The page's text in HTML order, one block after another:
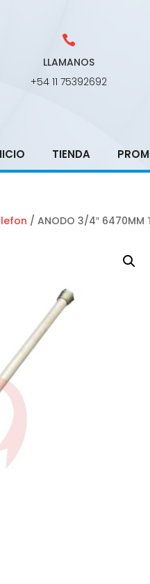
LLAMANOS
+54 11 75392692
TIENDA
/ ANODO 3/4″ 6470MM